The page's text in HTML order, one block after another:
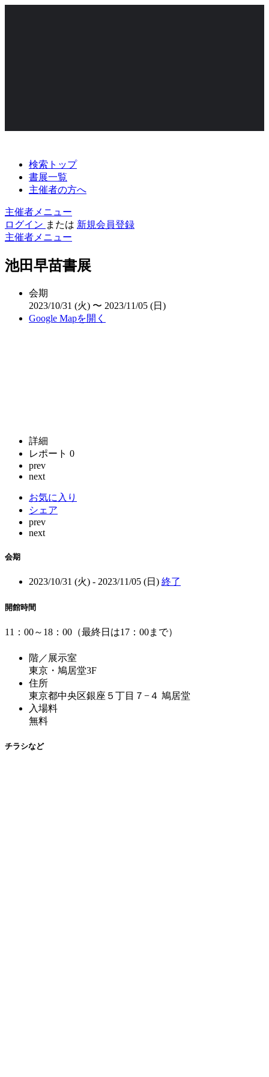
検索トップ
書展一覧
主催者の方へ
主催者メニュー
ログイン または 新規会員登録
主催者メニュー
池田早苗書展
会期
2023/10/31 (火) 〜 2023/11/05 (日)
Google Mapを開く
詳細
レポート 0
prev
next
お気に入り
シェア
prev
next
会期
2023/10/31 (火) - 2023/11/05 (日) 終了
開館時間
11：00～18：00（最終日は17：00まで）
階／展示室
東京・鳩居堂3F
住所
東京都中央区銀座５丁目７−４ 鳩居堂
入場料
無料
チラシなど